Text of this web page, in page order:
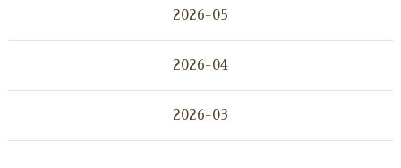
2026-05
2026-04
2026-03